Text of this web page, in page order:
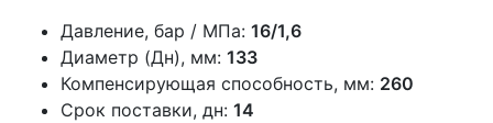
Давление, бар / МПа: 16/1,6
Диаметр (Дн), мм: 133
Компенсирующая способность, мм: 260
Срок поставки, дн: 14